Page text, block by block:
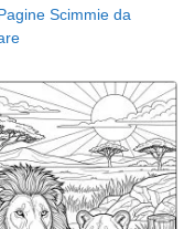
Scimmie da